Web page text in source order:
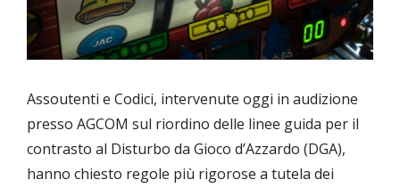
Assoutenti e Codici, intervenute oggi in audizione
presso AGCOM sul riordino delle linee guida per il
contrasto al Disturbo da Gioco d’Azzardo (DGA),
hanno chiesto regole più rigorose a tutela dei